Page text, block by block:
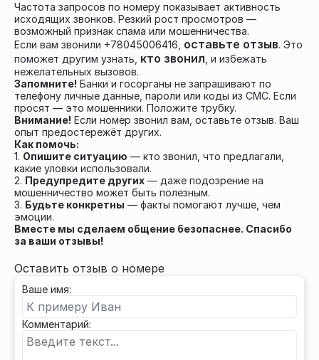
Частота запросов по номеру показывает активность
исходящих звонков. Резкий рост просмотров —
возможный признак спама или мошенничества.
Если вам звонили +78045006416, оставьте отзыв. Это
поможет другим узнать, кто звонил , и избежать
нежелательных вызовов.
Запомните! Банки и госорганы не запрашивают по
телефону личные данные, пароли или коды из СМС. Если
просят — это мошенники. Положите трубку.
Внимание! Если номер звонил вам, оставьте отзыв. Ваш
опыт предостережёт других.
Как помочь:
1. Опишите ситуацию — кто звонил, что предлагали,
какие уловки использовали.
2. Предупредите других — даже подозрение на
мошенничество может быть полезным.
3. Будьте конкретны — факты помогают лучше, чем
эмоции.
Вместе мы сделаем общение безопаснее. Спасибо
за ваши отзывы!
Оставить отзыв о номере
Ваше имя:
Комментарий: